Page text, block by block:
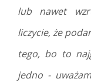
lub nawet
liczycie, że
tego, bo to
jedno -